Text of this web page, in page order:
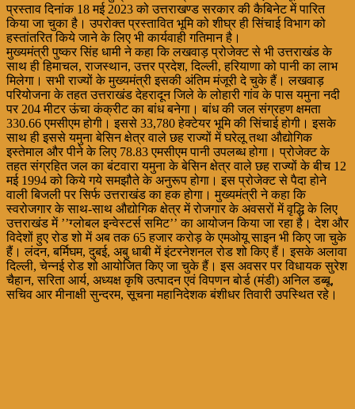
प्रस्ताव दिनांक 18 मई 2023 को उत्तराखण्ड सरकार की कैबिनेट में पारित
किया जा चुका है। उपरोक्त प्रस्तावित भूमि को शीघ्र ही सिंचाई विभाग को
हस्तांतरित किये जाने के लिए भी कार्यवाही गतिमान है।
मुख्यमंत्री पुष्कर सिंह धामी ने कहा कि लखवाड़ प्रोजेक्ट से भी उत्तराखंड के
साथ ही हिमाचल, राजस्थान, उत्तर प्रदेश, दिल्ली, हरियाणा को पानी का लाभ
मिलेगा। सभी राज्यों के मुख्यमंत्री इसकी अंतिम मंजूरी दे चुके हैं। लखवाड़
परियोजना के तहत उत्तराखंड देहरादून जिले के लोहारी गांव के पास यमुना नदी
पर 204 मीटर ऊंचा कंक्रीट का बांध बनेगा। बांध की जल संग्रहण क्षमता
330.66 एमसीएम होगी। इससे 33,780 हेक्टेयर भूमि की सिंचाई होगी। इसके
साथ ही इससे यमुना बेसिन क्षेत्र वाले छह राज्यों में घरेलू तथा औद्योगिक
इस्तेमाल और पीने के लिए 78.83 एमसीएम पानी उपलब्ध होगा। प्रोजेक्ट के
तहत संग्रहित जल का बंटवारा यमुना के बेसिन क्षेत्र वाले छह राज्यों के बीच 12
मई 1994 को किये गये समझौते के अनुरूप होगा। इस प्रोजेक्ट से पैदा होने
वाली बिजली पर सिर्फ उत्तराखंड का हक होगा। मुख्यमंत्री ने कहा कि
स्वरोजगार के साथ-साथ औद्योगिक क्षेत्र में रोजगार के अवसरों में वृद्धि के लिए
उत्तराखंड में ’’ग्लोबल इन्वेस्टर्स समिट’’ का आयोजन किया जा रहा है। देश और
विदेशों हुए रोड शो में अब तक 65 हजार करोड़ के एमओयू साइन भी किए जा चुके
हैं। लंदन, बर्मिघम, दुबई, अबु धाबी में इंटरनेशनल रोड शो किए हैं। इसके अलावा
दिल्ली, चेन्नई रोड शो आयोजित किए जा चुके हैं। इस अवसर पर विधायक सुरेश
चैहान, सरिता आर्य, अध्यक्ष कृषि उत्पादन एवं विपणन बोर्ड (मंडी) अनिल डब्बू,
सचिव आर मीनाक्षी सुन्दरम, सूचना महानिदेशक बंशीधर तिवारी उपस्थित रहे।